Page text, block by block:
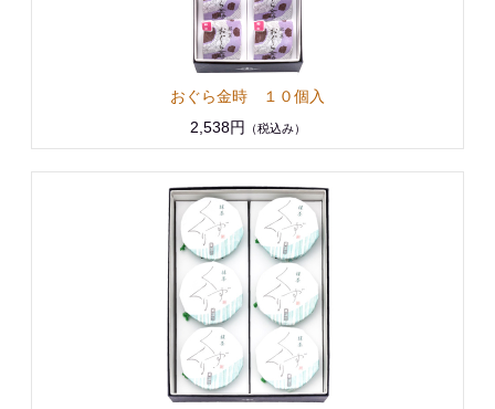
おぐら金時 １０個入
2,538円
（税込み）